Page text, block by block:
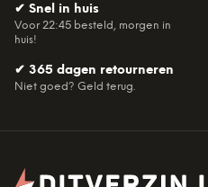
✔ Snel in huis
Voor 22:45 besteld, morgen in
huis!
✔ 365 dagen retourneren
Niet goed? Geld terug.